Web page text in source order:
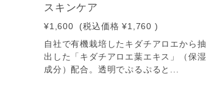
スキンケア
¥1,600 (税込価格 ¥1,760 )
自社で有機栽培したキダチアロエから抽
出した「キダチアロエ葉エキス」（保湿
成分）配合。透明でぷるぷると...